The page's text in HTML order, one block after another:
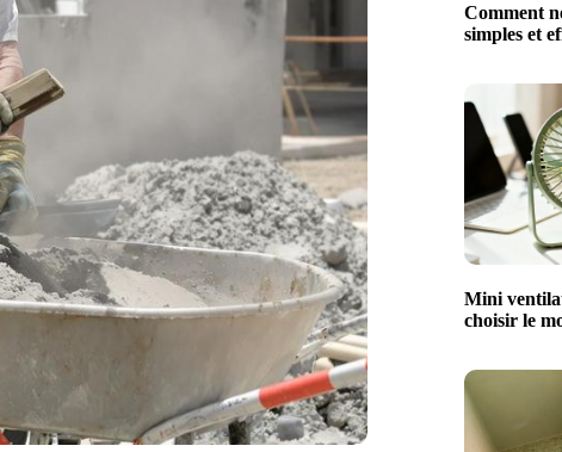
Comment
simples et
Mini
choisir le